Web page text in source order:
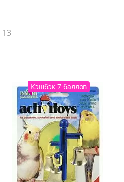
13
Кэшбэк 7 баллов